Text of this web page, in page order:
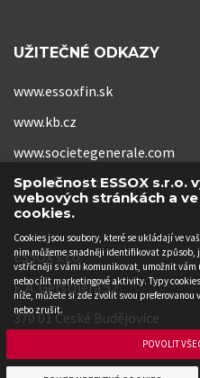
UŽITEČNÉ ODKAZY
www.essoxfin.sk
www.kb.cz
www.societegenerale.com
www.kb-pojistovna.cz
ESSOX s.r.o.
F. A. Gerstnera 52
370 01 České Budějovice
Společnost ESSOX s.r.o.
webových stránkách a
cookies.
Cookies jsou soubory, které se ukládají ve
nim můžeme snadněji identifikovat
vstřícněji s vámi komunikovat, umožnit
nebo cílit marketingové aktivity. Typy
níže, můžete si zde zvolit svou
nebo zrušit.
POVOLIT